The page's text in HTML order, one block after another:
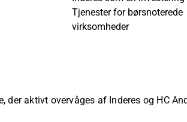
Tjenester for børsnoterede
virksomheder
der aktivt overvåges af Inderes og HC